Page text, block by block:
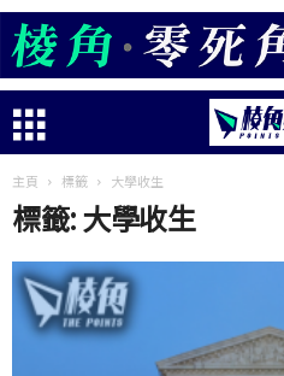
主頁 標籤 大學收生
標籤: 大學收生